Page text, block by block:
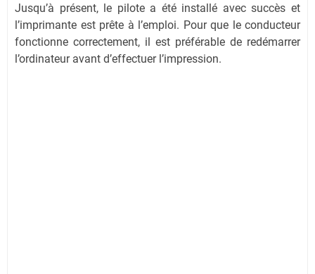
Jusqu’à présent, le pilote a été installé avec succès et
l’imprimante est prête à l’emploi. Pour que le conducteur
fonctionne correctement, il est préférable de redémarrer
l’ordinateur avant d’effectuer l’impression.